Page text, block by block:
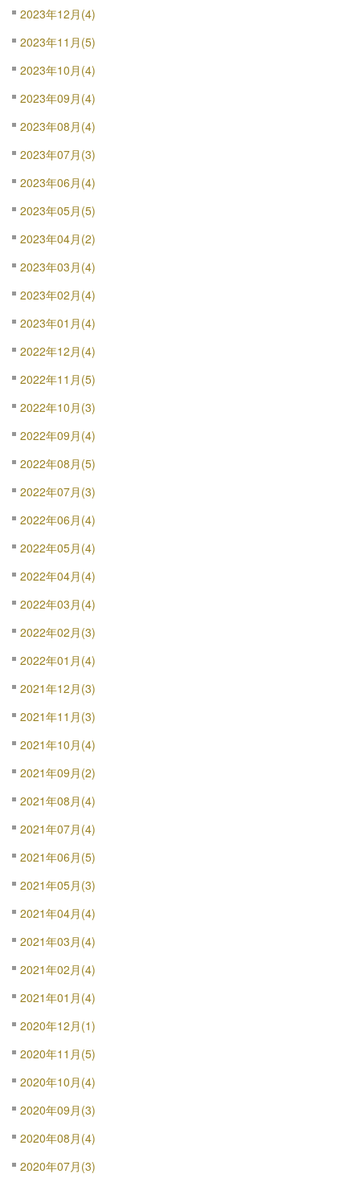
2023年12月(4)
2023年11月(5)
2023年10月(4)
2023年09月(4)
2023年08月(4)
2023年07月(3)
2023年06月(4)
2023年05月(5)
2023年04月(2)
2023年03月(4)
2023年02月(4)
2023年01月(4)
2022年12月(4)
2022年11月(5)
2022年10月(3)
2022年09月(4)
2022年08月(5)
2022年07月(3)
2022年06月(4)
2022年05月(4)
2022年04月(4)
2022年03月(4)
2022年02月(3)
2022年01月(4)
2021年12月(3)
2021年11月(3)
2021年10月(4)
2021年09月(2)
2021年08月(4)
2021年07月(4)
2021年06月(5)
2021年05月(3)
2021年04月(4)
2021年03月(4)
2021年02月(4)
2021年01月(4)
2020年12月(1)
2020年11月(5)
2020年10月(4)
2020年09月(3)
2020年08月(4)
2020年07月(3)